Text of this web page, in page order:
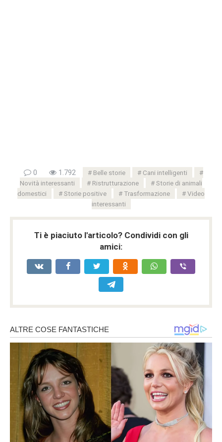
0 1.792 Belle storie
Cani intelligenti
Novità interessanti
Ristrutturazione
Storie di animali
domestici
Storie positive Trasformazione
Video
interessanti
Ti è piaciuto l'articolo? Condividi con gli
amici: